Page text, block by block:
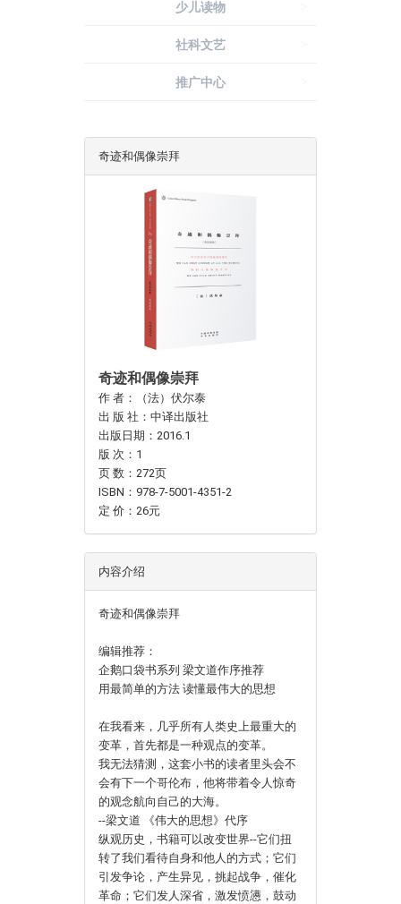
少儿读物
社科文艺
推广中心
奇迹和偶像崇拜
奇迹和偶像崇拜
作 者：（法）伏尔泰
出 版 社：中译出版社
出版日期：2016.1
版 次：1
页 数：272页
ISBN：978-7-5001-4351-2
定 价：26元
内容介绍
奇迹和偶像崇拜
编辑推荐：
企鹅口袋书系列 梁文道作序推荐
用最简单的方法 读懂最伟大的思想
在我看来，几乎所有人类史上最重大的
变革，首先都是一种观点的变革。
我无法猜测，这套小书的读者里头会不
会有下一个哥伦布，他将带着令人惊奇
的观念航向自己的大海。
--梁文道 《伟大的思想》代序
纵观历史，书籍可以改变世界--它们扭
转了我们看待自身和他人的方式；它们
引发争论，产生异见，挑起战争，催化
革命；它们发人深省，激发愤懑，鼓动